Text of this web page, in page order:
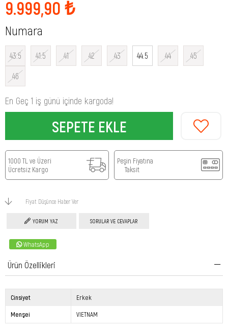
9.999,90 ₺
Numara
43.5 41.5 41 42 43 44.5 44 45
46
En Geç 1 iş günü içinde kargoda!
1000 TL ve Üzeri
Ücretsiz Kargo
Peşin Fiyatına
Taksit
Fiyat Düşünce Haber Ver
YORUM YAZ SORULAR VE CEVAPLAR
WhatsApp
Ürün Özellikleri
Cinsiyet Erkek
Menşei VIETNAM